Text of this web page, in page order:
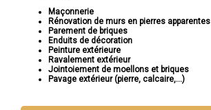
Maçonnerie
Rénovation de murs en pierres apparentes
Parement de briques
Enduits de décoration
Peinture extérieure
Ravalement extérieur
Jointoiement de moellons et briques
Pavage extérieur (pierre, calcaire,...)